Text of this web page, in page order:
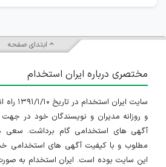
ابتدای صفحه
مختصری درباره ایران استخدام
سایت
و روزانه مدیران و نویسندگان خود در
آگهی های استخدامی گام برداشت. سعی
مطلوب و با کیفیت آگهی های استخدامی
این سایت بوده است. ایران استخدام به